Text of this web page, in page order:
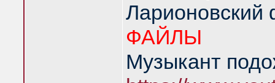
ФАЙЛЫ
Музыкант